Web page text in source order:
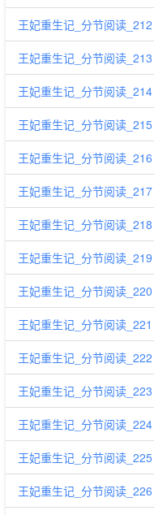
王妃重生记_分节阅读_212
王妃重生记_分节阅读_213
王妃重生记_分节阅读_214
王妃重生记_分节阅读_215
王妃重生记_分节阅读_216
王妃重生记_分节阅读_217
王妃重生记_分节阅读_218
王妃重生记_分节阅读_219
王妃重生记_分节阅读_220
王妃重生记_分节阅读_221
王妃重生记_分节阅读_222
王妃重生记_分节阅读_223
王妃重生记_分节阅读_224
王妃重生记_分节阅读_225
王妃重生记_分节阅读_226